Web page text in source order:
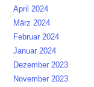
April 2024
März 2024
Februar 2024
Januar 2024
Dezember 2023
November 2023